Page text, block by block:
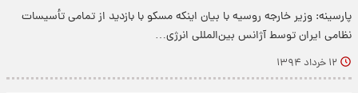
پارسینه: وزیر خارجه روسیه با بیان اینکه مسکو با بازدید از تمامی تأسیسات
نظامی ایران توسط آژانس بین‌المللی انرژی…
۱۲ خرداد ۱۳۹۴